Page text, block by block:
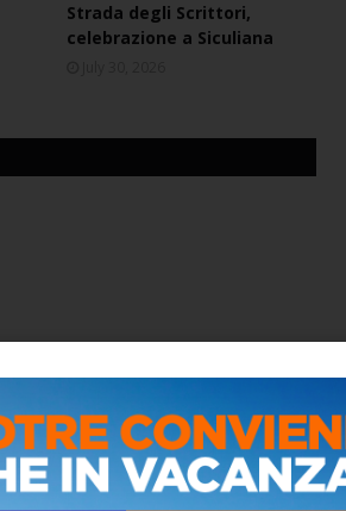
Strada degli Scrittori,
celebrazione a Siculiana